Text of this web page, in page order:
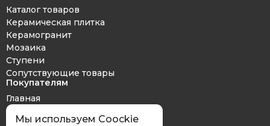
Каталог товаров
Керамическая плитка
Керамогранит
Мозаика
Ступени
Сопутствующие товары
Покупателям
Главная
Дизайн проект
Оплата и доставка
Мы используем Coockie